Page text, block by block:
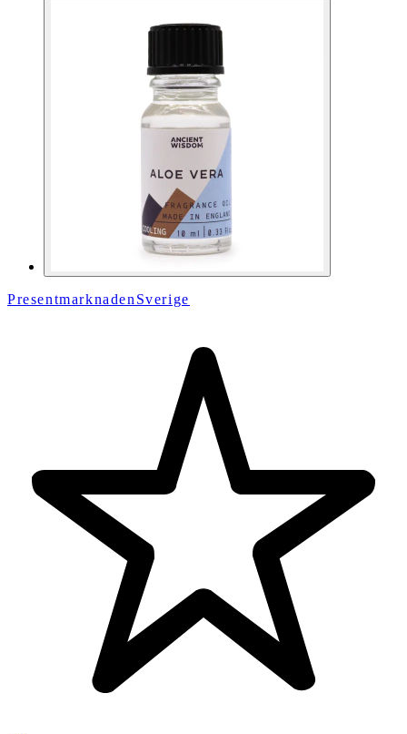
PresentmarknadenSverige